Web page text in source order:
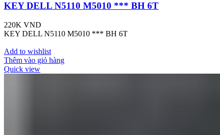
KEY DELL N5110 M5010 *** BH 6T
220K VND
KEY DELL N5110 M5010 *** BH 6T
Add to wishlist
Thêm vào giỏ hàng
Quick view